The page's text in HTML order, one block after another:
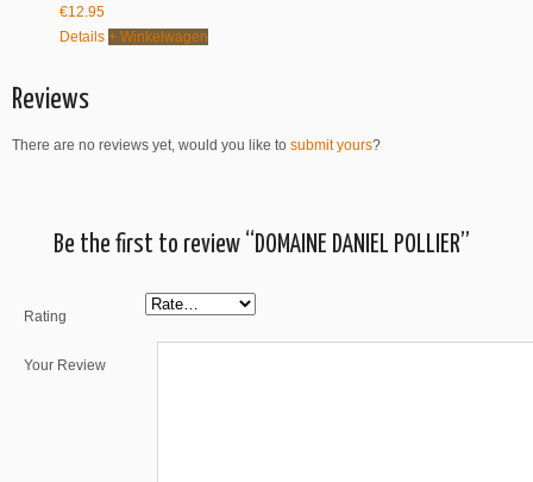
€12.95
Details + Winkelwagen
Reviews
There are no reviews yet, would you like to submit yours?
Be the first to review “DOMAINE DANIEL POLLIER”
Rating
Your Review